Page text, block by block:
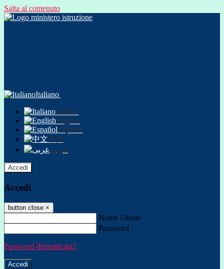
Salta al contenuto
Italiano
Italiano
English
Español
中文
عربى
Accedi
Accedi
button close ×
Nome Utente
Password
Password dimenticata?